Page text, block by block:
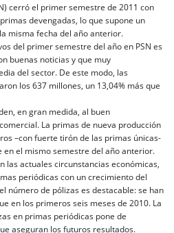
cerró el primer semestre de 2011 con
devengadas, lo que supone un
misma fecha del año anterior.
del primer semestre del año en PSN es
buenas noticias y que muy
del sector. De este modo, las
los 637 millones, un 13,04% más que
en gran medida, al buen
La primas de nueva producción
–con fuerte tirón de las primas únicas-
en el mismo semestre del año anterior.
las actuales circunstancias económicas,
periódicas con un crecimiento del
número de pólizas es destacable: se han
en los primeros seis meses de 2010. La
en primas periódicas pone de
aseguran los futuros resultados.